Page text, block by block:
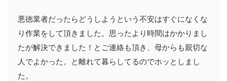
悪徳業者だったらどうしようという不安はすぐになくな
り作業をして頂きました。思ったより時間はかかりまし
たが解決できました！とご連絡も頂き、母からも親切な
人でよかった。と離れて暮らしてるのでホッとしまし
た。